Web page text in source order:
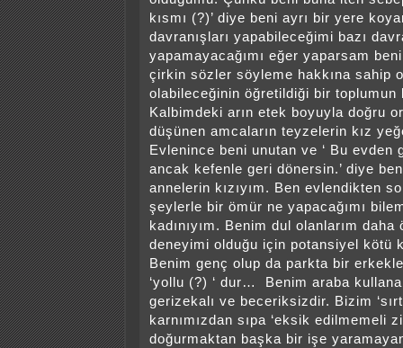
kısmı (?)’ diye beni ayrı bir yere
davranışları yapabileceğimi bazı
yapamayacağımı eğer yaparsam
çirkin sözler söyleme hakkına sahip
olabileceğinin öğretildiği bir toplumun
Kalbimdeki arın etek boyuyla doğru
düşünen amcaların teyzelerin kız
Evlenince beni unutan ve ‘ Bu evden
ancak kefenle geri dönersin.’ diye
annelerin kızıyım. Ben evlendikten
şeylerle bir ömür ne yapacağımı
kadınıyım. Benim dul olanlarım
deneyimi olduğu için potansiyel kötü
Benim genç olup da parkta bir
‘yollu (?) ‘ dur… Benim araba
gerizekalı ve beceriksizdir. Bizim
karnımızdan sıpa ‘eksik edilmemeli
doğurmaktan başka bir işe